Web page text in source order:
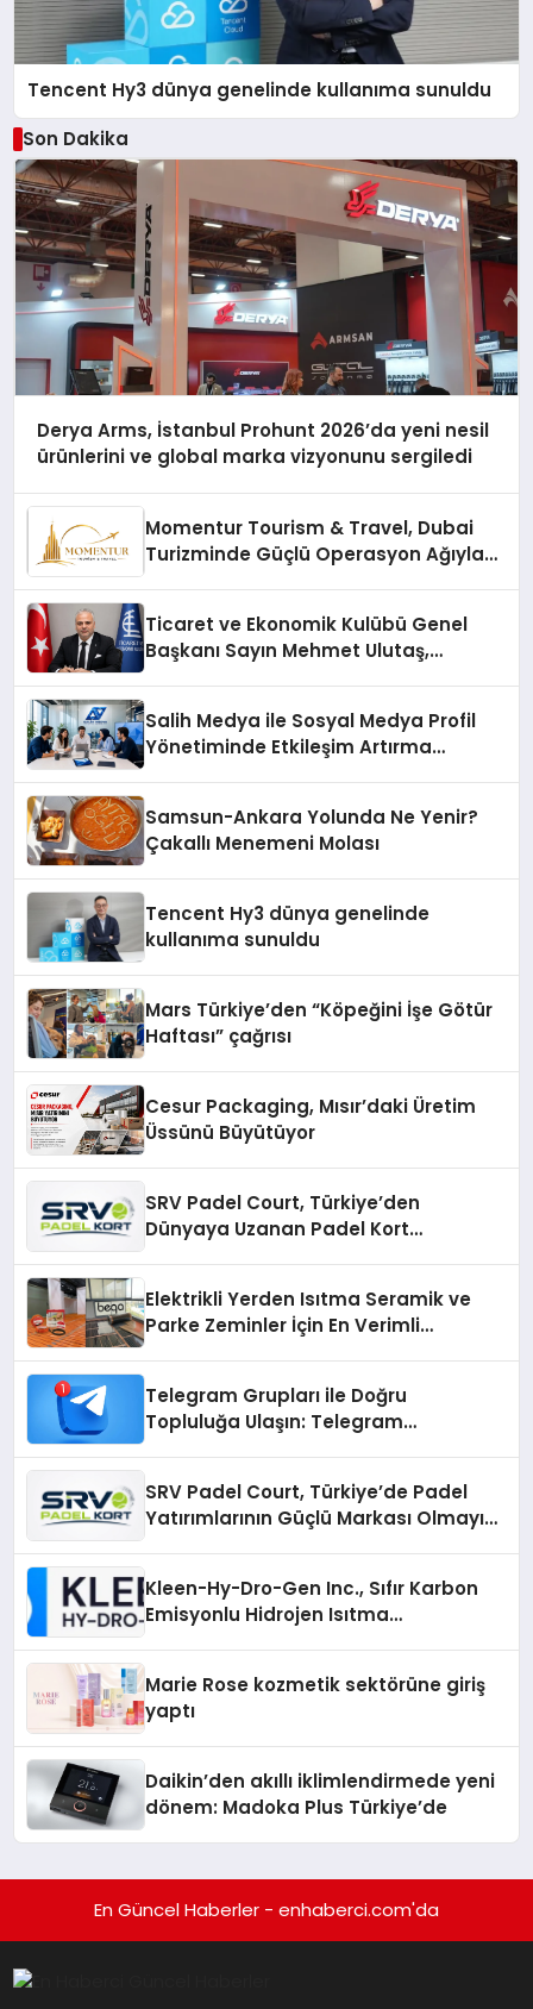
Tencent Hy3 dünya genelinde kullanıma sunuldu
Son Dakika
Derya Arms, İstanbul Prohunt 2026’da yeni nesil
ürünlerini ve global marka vizyonunu sergiledi
Momentur Tourism & Travel, Dubai
Turizminde Güçlü Operasyon Ağıyla
Ticaret ve Ekonomik Kulübü Genel
Başkanı Sayın Mehmet Ulutaş,
Salih Medya ile Sosyal Medya Profil
Yönetiminde Etkileşim Artırma
Samsun-Ankara Yolunda Ne Yenir?
Çakallı Menemeni Molası
Tencent Hy3 dünya genelinde
kullanıma sunuldu
Mars Türkiye’den “Köpeğini İşe Götür
Haftası” çağrısı
Cesur Packaging, Mısır’daki Üretim
Üssünü Büyütüyor
SRV Padel Court, Türkiye’den
Dünyaya Uzanan Padel Kort
Elektrikli Yerden Isıtma Seramik ve
Parke Zeminler İçin En Verimli
Telegram Grupları ile Doğru
Topluluğa Ulaşın: Telegram
SRV Padel Court, Türkiye’de Padel
Yatırımlarının Güçlü Markası Olmayı
Kleen-Hy-Dro-Gen Inc., Sıfır Karbon
Emisyonlu Hidrojen Isıtma
Marie Rose kozmetik sektörüne giriş
yaptı
Daikin’den akıllı iklimlendirmede yeni
dönem: Madoka Plus Türkiye’de
En Güncel Haberler - enhaberci.com'da